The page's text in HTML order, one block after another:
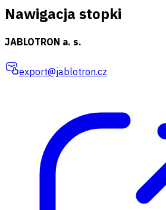
Nawigacja stopki
JABLOTRON a. s.
export@jablotron.cz